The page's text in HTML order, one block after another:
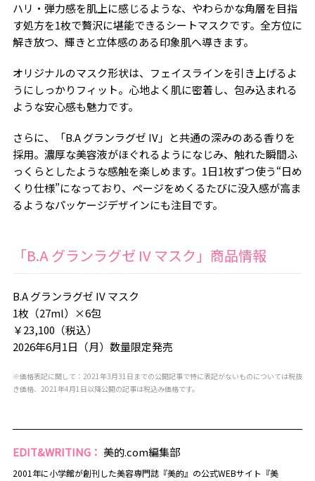
ハリ・弾力感を肌上に感じるような、やわらかな角層を目指
す処方を1枚で贅沢に堪能できるシートマスクです。全方位に
解き放つ、輝きと立体感のある印象肌へ導きます。
オリジナルのマスク形状は、フェイスラインを引き上げるよ
うにしっかりフィット。心地よく肌に密着し、包み込まれる
ような安心感も魅力です。
さらに、「B.A グランラグゼ IV」と共通の深みのある香りを
採用。濃厚な美容液がほぐれるようになじみ、触れた瞬間ふ
っくらとしたような感触を楽しめます。1日1枚ずつ使う“日め
くり仕様”になっており、ページをめくるたびに没入感が高ま
るようなパッケージデザインにも注目です。
「B.A グランラグゼ IV マスク」商品情報
B.A グランラグゼ IV マスク
1枚（27ml）×6包
￥23,100（税込）
2026年6月1日（月）数量限定発売
※価格表記に関して：2021年3月31日までの公開記事で特に表記がないものについては税抜
き価格、2021年4月1日以降公開の記事は税込み価格です。
EDIT&WRITING： 美的.com編集部
2001年に小学館が創刊した美容専門誌『美的』の公式WEBサイト『美